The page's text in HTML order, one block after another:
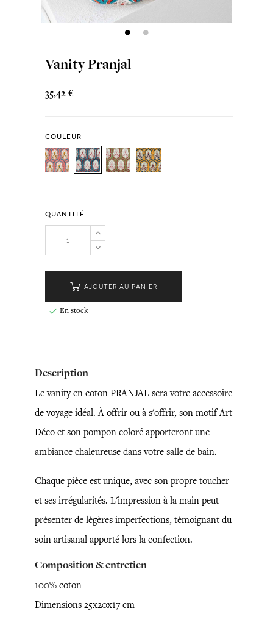
Vanity Pranjal
35,42 €
COULEUR
QUANTITÉ
AJOUTER AU PANIER
 En stock
Description
Le vanity en coton PRANJAL sera votre accessoire
de voyage idéal. À offrir ou à s'offrir, son motif Art
Déco et son pompon coloré apporteront une
ambiance chaleureuse dans votre salle de bain.
Chaque pièce est unique, avec son propre toucher
et ses irrégularités. L'impression à la main peut
présenter de légères imperfections, témoignant du
soin artisanal apporté lors la confection.
Composition & entretien
100% coton
Dimensions 25x20x17 cm